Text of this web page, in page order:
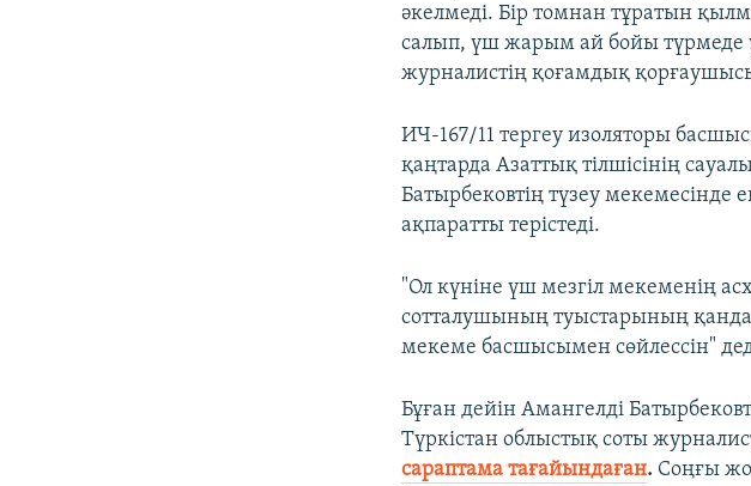
әкелмеді. Бір томнан тұратын
салып, үш жарым ай бойы түрмеде
журналистің қоғамдық
ИЧ-167/11 тергеу изоляторы
қаңтарда Азаттық тілшісінің
Батырбековтің түзеу мекемесінде
ақпаратты терістеді.
"Ол күніне үш мезгіл мекеменің
сотталушының туыстарының
мекеме басшысымен сөйлессін"
Бұған дейін Амангелді
Түркістан облыстық соты
сараптама тағайындаған. Соңғы